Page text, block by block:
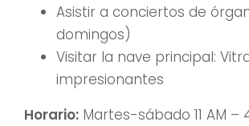
Asistir a conciertos de
domingos)
Visitar la nave principal:
impresionantes
Horario: Martes-sábado 11 AM –